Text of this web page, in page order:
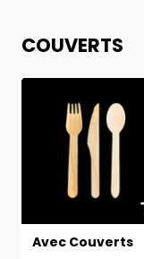
COUVERTS
Avec Couverts